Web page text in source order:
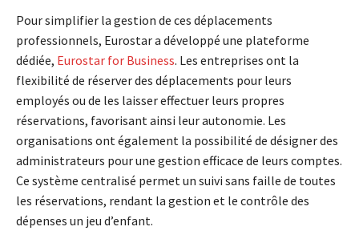
Pour simplifier la gestion de ces déplacements
professionnels, Eurostar a développé une plateforme
dédiée, Eurostar for Business. Les entreprises ont la
flexibilité de réserver des déplacements pour leurs
employés ou de les laisser effectuer leurs propres
réservations, favorisant ainsi leur autonomie. Les
organisations ont également la possibilité de désigner des
administrateurs pour une gestion efficace de leurs comptes.
Ce système centralisé permet un suivi sans faille de toutes
les réservations, rendant la gestion et le contrôle des
dépenses un jeu d’enfant.